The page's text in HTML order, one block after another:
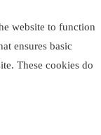
website to function
ensures basic
These cookies do